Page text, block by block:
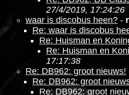
27/4/2019, 17:24:26
waar is discobus heen? -
Re: waar is discobus
Re: Huisman en
Re: Huisman en
17:17:38
Re: DB962: groot nieuws!
Re: DB962: groot
Re: DB962: groot